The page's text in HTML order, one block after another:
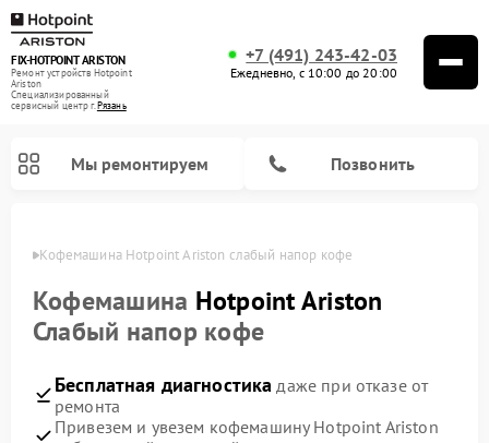
FIX-HOTPOINT ARISTON
Ремонт устройств Hotpoint
Ariston
Специализированный
cервисный центр г.Рязань
+7 (491) 243-42-03
Ежедневно, с 10:00 до 20:00
Мы ремонтируем Позвонить
Кофемашина Hotpoint Ariston слабый напор кофе
Кофемашина Hotpoint Ariston
Слабый напор кофе
Бесплатная диагностика даже при отказе от
ремонта
Привезем и увезем кофемашину Hotpoint Ariston